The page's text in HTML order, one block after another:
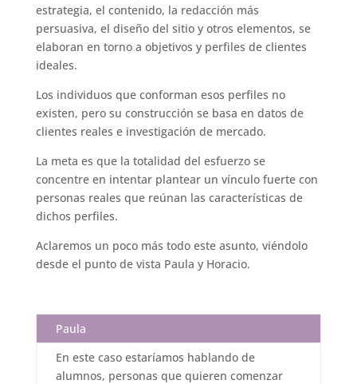
estrategia, el contenido, la redacción más
persuasiva, el diseño del sitio y otros elementos, se
elaboran en torno a objetivos y perfiles de clientes
ideales.
Los individuos que conforman esos perfiles no
existen, pero su construcción se basa en datos de
clientes reales e investigación de mercado.
La meta es que la totalidad del esfuerzo se
concentre en intentar plantear un vínculo fuerte con
personas reales que reúnan las características de
dichos perfiles.
Aclaremos un poco más todo este asunto, viéndolo
desde el punto de vista Paula y Horacio.
Paula
En este caso estaríamos hablando de
alumnos, personas que quieren comenzar